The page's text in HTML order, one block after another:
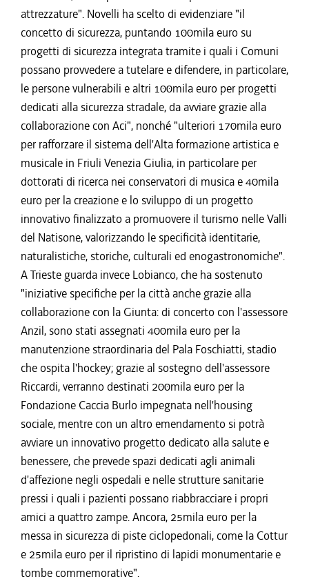
attrezzature". Novelli ha scelto di evidenziare "il
concetto di sicurezza, puntando 100mila euro su
progetti di sicurezza integrata tramite i quali i Comuni
possano provvedere a tutelare e difendere, in particolare,
le persone vulnerabili e altri 100mila euro per progetti
dedicati alla sicurezza stradale, da avviare grazie alla
collaborazione con Aci", nonché "ulteriori 170mila euro
per rafforzare il sistema dell'Alta formazione artistica e
musicale in Friuli Venezia Giulia, in particolare per
dottorati di ricerca nei conservatori di musica e 40mila
euro per la creazione e lo sviluppo di un progetto
innovativo finalizzato a promuovere il turismo nelle Valli
del Natisone, valorizzando le specificità identitarie,
naturalistiche, storiche, culturali ed enogastronomiche".
A Trieste guarda invece Lobianco, che ha sostenuto
"iniziative specifiche per la città anche grazie alla
collaborazione con la Giunta: di concerto con l'assessore
Anzil, sono stati assegnati 400mila euro per la
manutenzione straordinaria del Pala Foschiatti, stadio
che ospita l'hockey; grazie al sostegno dell'assessore
Riccardi, verranno destinati 200mila euro per la
Fondazione Caccia Burlo impegnata nell'housing
sociale, mentre con un altro emendamento si potrà
avviare un innovativo progetto dedicato alla salute e
benessere, che prevede spazi dedicati agli animali
d'affezione negli ospedali e nelle strutture sanitarie
pressi i quali i pazienti possano riabbracciare i propri
amici a quattro zampe. Ancora, 25mila euro per la
messa in sicurezza di piste ciclopedonali, come la Cottur
e 25mila euro per il ripristino di lapidi monumentarie e
tombe commemorative".